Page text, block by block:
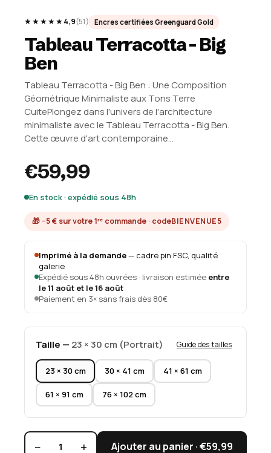
★★★★★4,9(51) Encres certifiées Greenguard Gold
Tableau Terracotta - Big
Ben
Tableau Terracotta - Big Ben : Une Composition
Géométrique Minimaliste aux Tons Terre
CuitePlongez dans l'univers de l'architecture
minimaliste avec le Tableau Terracotta - Big Ben.
Cette œuvre d'art contemporaine...
€59,99
En stock · expédié sous 48h
🎁 −5 € sur votre 1ʳᵉ commande · codeBIENVENUE5
Imprimé à la demande— cadre pin FSC, qualité
galerie
Expédié sous 48h ouvrées · livraison estimée entre
le 11 août et le 16 août
Paiement en 3× sans frais dès 80€
Taille — 23 × 30 cm (Portrait) Guide des tailles
23 × 30 cm 30 × 41 cm 41 × 61 cm
61 × 91 cm 76 × 102 cm
− 1 + Ajouter au panier ·€59,99